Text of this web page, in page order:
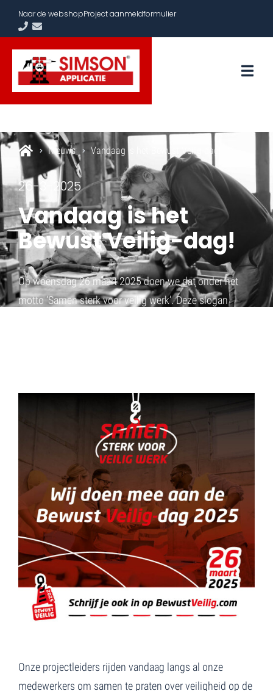
Naar de webshopProject aanmeldformulier
Nieuws Vandaag is het Bewust Veilig-dag!
26-3-2025
Vandaag is het
Bewust Veilig-dag!
Op woensdag 26 maart 2025 doen we dat onder het
motto ‘Samen sterk voor veilig werk’. Deze slogan
Onze projectleiders rijden vandaag langs al onze
medewerkers om samen te praten over veiligheid op de